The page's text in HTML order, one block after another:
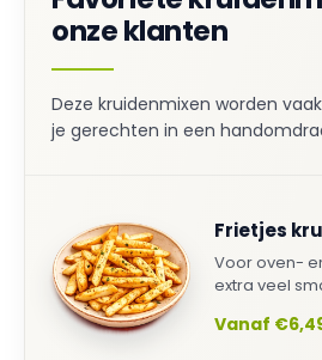
onze klanten
Deze kruidenmixen worden
je gerechten in een
Frietjes
Voor oven-
extra veel
Vanaf